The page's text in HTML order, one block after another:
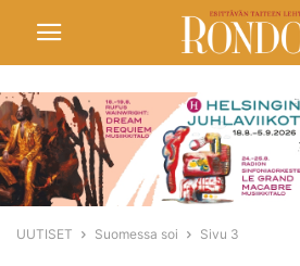
UUTISET Suomessa soi Sivu 3